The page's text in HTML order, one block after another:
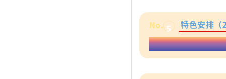
No. 5
特色安排（
被称为古都明珠，